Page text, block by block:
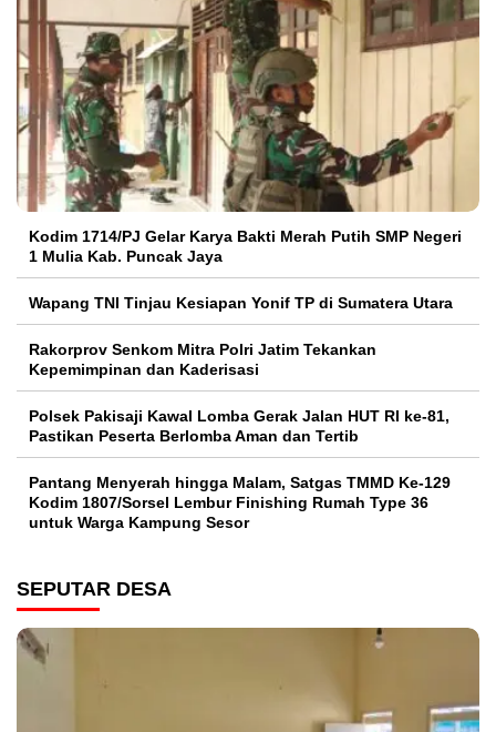
Kodim 1714/PJ Gelar Karya Bakti Merah Putih SMP Negeri
1 Mulia Kab. Puncak Jaya
Wapang TNI Tinjau Kesiapan Yonif TP di Sumatera Utara
Rakorprov Senkom Mitra Polri Jatim Tekankan
Kepemimpinan dan Kaderisasi
Polsek Pakisaji Kawal Lomba Gerak Jalan HUT RI ke-81,
Pastikan Peserta Berlomba Aman dan Tertib
Pantang Menyerah hingga Malam, Satgas TMMD Ke-129
Kodim 1807/Sorsel Lembur Finishing Rumah Type 36
untuk Warga Kampung Sesor
SEPUTAR DESA